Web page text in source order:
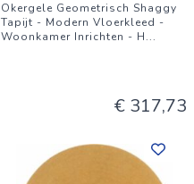
Okergele Geometrisch Shaggy
Tapijt - Modern Vloerkleed -
Woonkamer Inrichten - H...
€ 317,73